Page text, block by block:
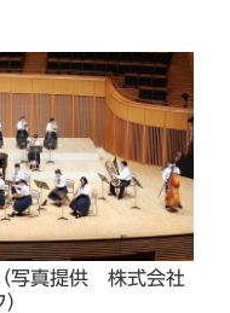
写真提供 株式会社